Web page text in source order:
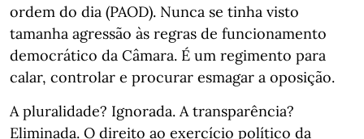
ordem do dia (PAOD). Nunca se tinha visto
tamanha agressão às regras de funcionamento
democrático da Câmara. É um regimento para
calar, controlar e procurar esmagar a oposição.
A pluralidade? Ignorada. A transparência?
Eliminada. O direito ao exercício político da